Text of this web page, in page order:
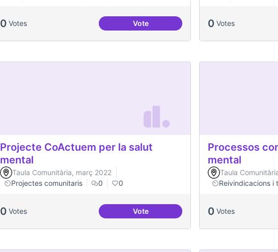
0 Votes VoteProjecte Radars 0 Votes
Projecte CoActuem per la salut
mental
Taula Comunitària, març 2022
Projectes comunitaris
0 0
0 Votes VoteProjecte CoActuem per la salut mental
Processos
mental
Taula
Reivindicacions i
0 Votes